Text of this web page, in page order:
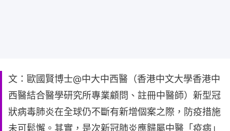
文：歐國賢博士@中大中西醫（香港中文大學香港中
西醫結合醫學研究所專業顧問、註冊中醫師）新型冠
狀病毒肺炎在全球仍不斷有新增個案之際，防疫措施
未可鬆懈。其實，是次新冠肺炎應歸屬中醫「疫病」